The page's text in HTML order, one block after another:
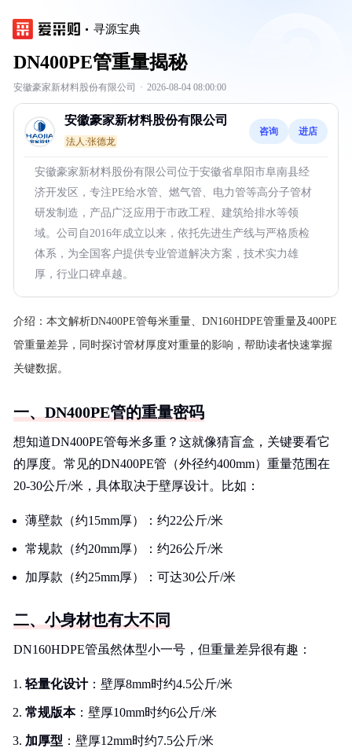
寻源宝典
DN400PE管重量揭秘
安徽豪家新材料股份有限公司 · 2026-08-04 08:00:00
安徽豪家新材料股份有限公司
法人:张德龙
咨询 进店
安徽豪家新材料股份有限公司位于安徽省阜阳市阜南县经
济开发区，专注PE给水管、燃气管、电力管等高分子管材
研发制造，产品广泛应用于市政工程、建筑给排水等领
域。公司自2016年成立以来，依托先进生产线与严格质检
体系，为全国客户提供专业管道解决方案，技术实力雄
厚，行业口碑卓越。
介绍： 本文解析DN400PE管每米重量、DN160HDPE管重量及400PE
管重量差异，同时探讨管材厚度对重量的影响，帮助读者快速掌握
关键数据。
一、DN400PE管的重量密码
想知道DN400PE管每米多重？这就像猜盲盒，关键要看它
的厚度。常见的DN400PE管（外径约400mm）重量范围在
20-30公斤/米，具体取决于壁厚设计。比如：
薄壁款（约15mm厚）：约22公斤/米
常规款（约20mm厚）：约26公斤/米
加厚款（约25mm厚）：可达30公斤/米
二、小身材也有大不同
DN160HDPE管虽然体型小一号，但重量差异很有趣：
轻量化设计：壁厚8mm时约4.5公斤/米
常规版本：壁厚10mm时约6公斤/米
加厚型 ：壁厚12mm时约7.5公斤/米